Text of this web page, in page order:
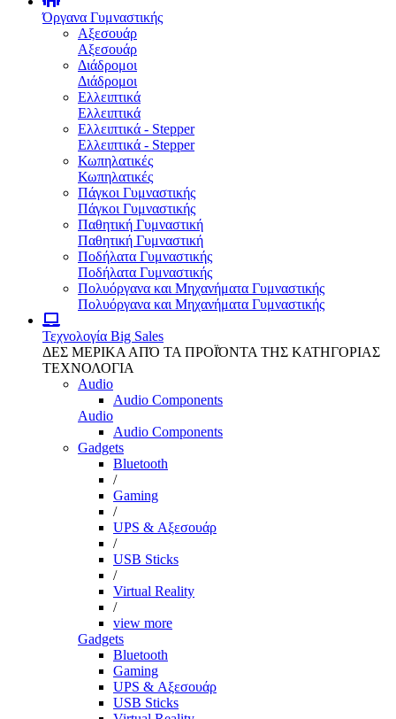
Όργανα Γυμναστικής
Αξεσουάρ
Αξεσουάρ
Διάδρομοι
Διάδρομοι
Ελλειπτικά
Ελλειπτικά
Ελλειπτικά - Stepper
Ελλειπτικά - Stepper
Κωπηλατικές
Κωπηλατικές
Πάγκοι Γυμναστικής
Πάγκοι Γυμναστικής
Παθητική Γυμναστική
Παθητική Γυμναστική
Ποδήλατα Γυμναστικής
Ποδήλατα Γυμναστικής
Πολυόργανα και Μηχανήματα Γυμναστικής
Πολυόργανα και Μηχανήματα Γυμναστικής
Τεχνολογία Big Sales
ΔΕΣ ΜΕΡΙΚΑ ΑΠΌ ΤΑ ΠΡΟΪΌΝΤΑ ΤΗΣ ΚΑΤΗΓΟΡΙΑΣ
ΤΕΧΝΟΛΟΓΙΑ
Audio
Audio Components
Audio
Audio Components
Gadgets
Bluetooth
/
Gaming
/
UPS & Αξεσουάρ
/
USB Sticks
/
Virtual Reality
/
view more
Gadgets
Bluetooth
Gaming
UPS & Αξεσουάρ
USB Sticks